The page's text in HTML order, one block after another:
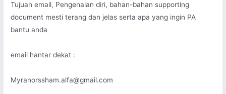
Tujuan email, Pengenalan diri, bahan-bahan supporting
document mesti terang dan jelas serta apa yang ingin PA
bantu anda
email hantar dekat :
Myranorssham.alfa@gmail.com